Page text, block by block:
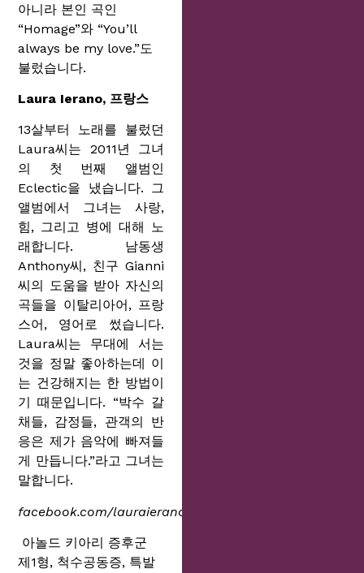
아니라 본인 곡인
“Homage”와 “You’ll
always be my love.”도
불렀습니다.
Laura Ierano, 프랑스
13살부터 노래를 불렀던
Laura씨는 2011년 그녀
의 첫 번째 앨범인
Eclectic을 냈습니다. 그
앨범에서 그녀는 사랑,
힘, 그리고 병에 대해 노
래합니다. 남동생
Anthony씨, 친구 Gianni
씨의 도움을 받아 자신의
곡들을 이탈리아어, 프랑
스어, 영어로 썼습니다.
Laura씨는 무대에 서는
것을 정말 좋아하는데 이
는 건강해지는 한 방법이
기 때문입니다. “박수 갈
채들, 감정들, 관객의 반
응은 제가 음악에 빠져들
게 만듭니다.”라고 그녀는
말합니다.
facebook.com/lauraierano06
아놀드 키아리 증후군
제1형, 척수공동증, 특발